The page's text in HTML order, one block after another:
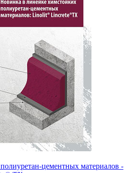
цементных материалов -